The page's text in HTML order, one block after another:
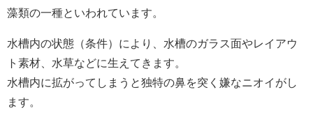
藻類の一種といわれています。
水槽内の状態（条件）により、水槽のガラス面やレイアウ
ト素材、水草などに生えてきます。
水槽内に拡がってしまうと独特の鼻を突く嫌なニオイがし
ます。